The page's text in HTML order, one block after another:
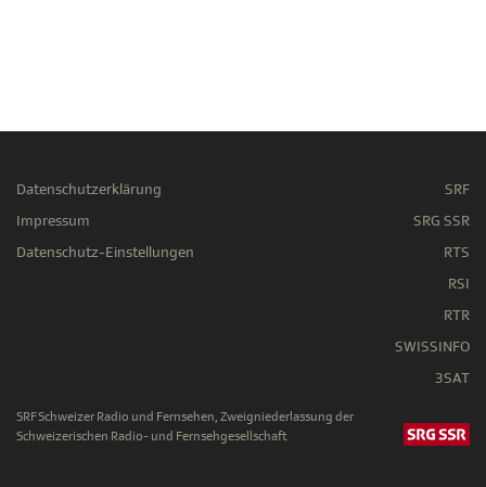
Datenschutzerklärung
Impressum
Datenschutz-Einstellungen
SRF
SRG SSR
RTS
RSI
RTR
SWISSINFO
3SAT
SRF Schweizer Radio und Fernsehen, Zweigniederlassung der
Schweizerischen Radio- und Fernsehgesellschaft